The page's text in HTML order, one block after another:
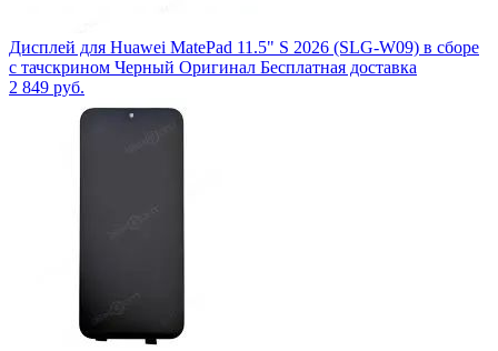
Дисплей для Huawei MatePad 11.5" S 2026 (SLG-W09) в сборе
с тачскрином Черный Оригинал Бесплатная доставка
2 849 руб.